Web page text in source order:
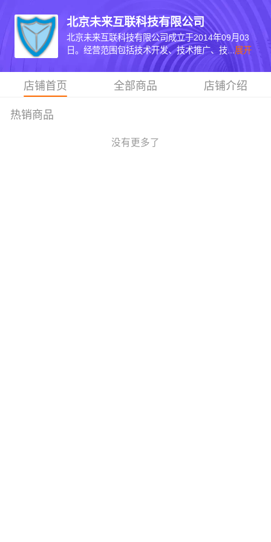
北京未来互联科技有限公司
北京未来互联科技有限公司成立于2014年09月03
日。经营范围包括技术开发、技术推广、技... 展开
店铺首页 全部商品 店铺介绍
热销商品
没有更多了